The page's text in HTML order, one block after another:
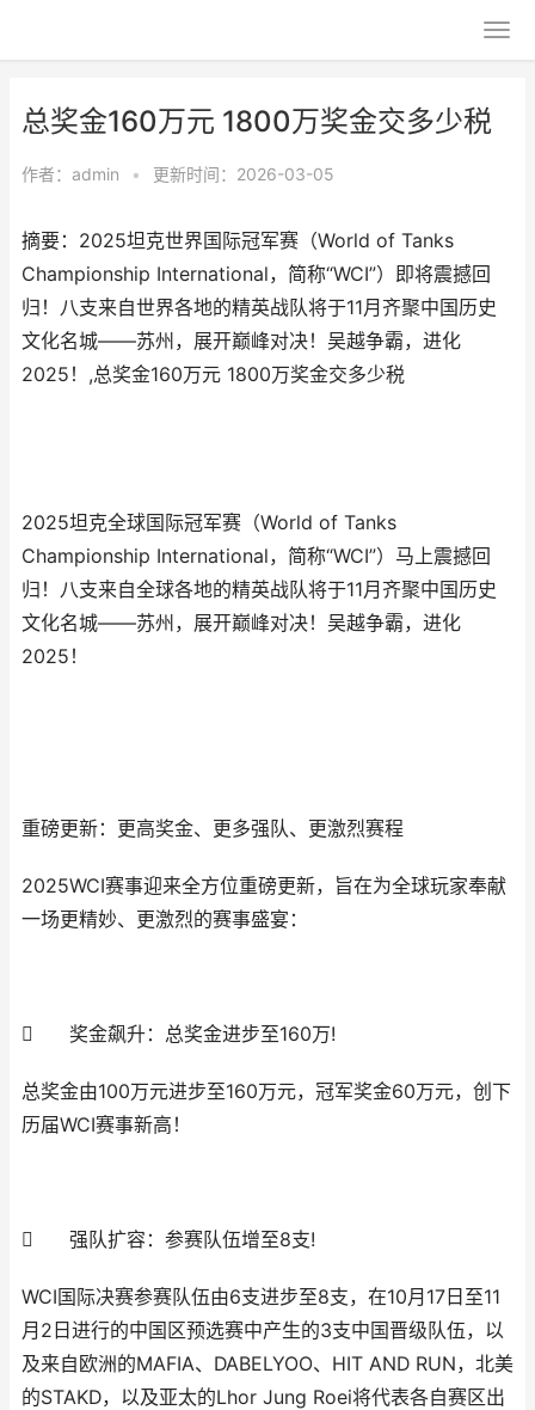
总奖金160万元 1800万奖金交多少税
作者： admin • 更新时间：2026-03-05
摘要：​2025坦克世界国际冠军赛（World of Tanks
Championship International，简称“WCI”）即将震撼回
归！八支来自世界各地的精英战队将于11月齐聚中国历史
文化名城——苏州，展开巅峰对决！吴越争霸，进化
2025！,总奖金160万元 1800万奖金交多少税
2025坦克全球国际冠军赛（World of Tanks
Championship International，简称“WCI”）马上震撼回
归！八支来自全球各地的精英战队将于11月齐聚中国历史
文化名城——苏州，展开巅峰对决！吴越争霸，进化
2025！
重磅更新：更高奖金、更多强队、更激烈赛程
2025WCI赛事迎来全方位重磅更新，旨在为全球玩家奉献
一场更精妙、更激烈的赛事盛宴：
 奖金飙升：总奖金进步至160万!
总奖金由100万元进步至160万元，冠军奖金60万元，创下
历届WCI赛事新高！
 强队扩容：参赛队伍增至8支!
WCI国际决赛参赛队伍由6支进步至8支，在10月17日至11
月2日进行的中国区预选赛中产生的3支中国晋级队伍，以
及来自欧洲的MAFIA、DABELYOO、HIT AND RUN，北美
的STAKD，以及亚太的Lhor Jung Roei将代表各自赛区出